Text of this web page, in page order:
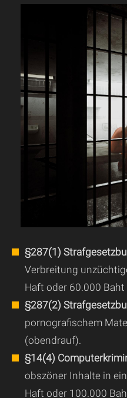
§287(1)
Verbreitung
Haft oder 60.000 Baht
§287(2)
pornografischem
(obendrauf).
§14(4)
obszöner Inhalte in
Haft oder 100.000